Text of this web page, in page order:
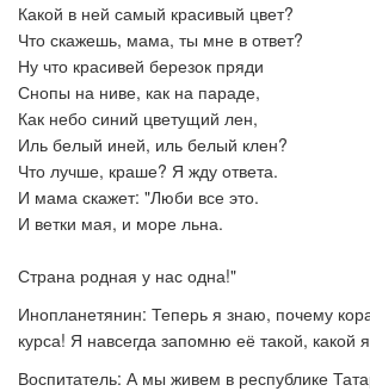
Какой в ней самый красивый цвет?
Что скажешь, мама, ты мне в ответ?
Ну что красивей березок пряди
Снопы на ниве, как на параде,
Как небо синий цветущий лен,
Иль белый иней, иль белый клен?
Что лучше, краше? Я жду ответа.
И мама скажет: "Люби все это.
И ветки мая, и
Страна родная у нас одна!"
Инопланетянин: Теперь я знаю, почему
курса! Я навсегда запомню её такой, какой
Воспитатель: А мы живем в республике